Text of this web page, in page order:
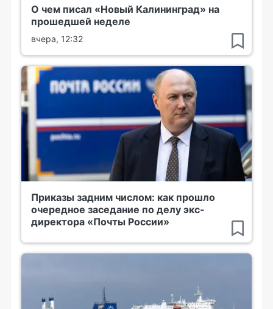
О чем писал «Новый Калининград» на
прошедшей неделе
вчера, 12:32
Приказы задним числом: как прошло
очередное заседание по делу экс-
директора «Почты России»